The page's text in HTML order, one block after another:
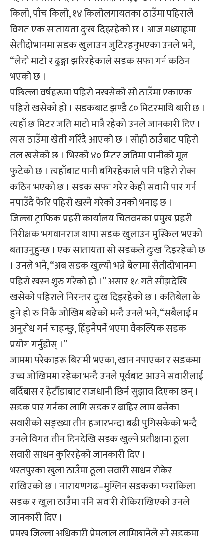
किलो, पाँच किलो, १४ किलोलगायतका ठाउँमा पहिराले
विगत एक सातायता दुःख दिइरहेको छ । आज मध्याह्नमा
सेतीदोभानमा सडक खुलाउन जुटिरहनुभएका उनले भने,
“लेदो माटो र ढुङ्गा झरिरहेकाले सडक सफा गर्न कठिन
भएको छ ।
पछिल्ला वर्षहरूमा पहिरो नखसेको सो ठाउँमा एकाएक
पहिरो खसेको हो । सडकबाट झण्डै ८० मिटरमाथि बारी छ ।
त्यहाँ छ मिटर जति माटो मात्रै रहेको उनले जानकारी दिए ।
त्यस ठाउँमा खेती गरिँदै आएको छ । सोही ठाउँबाट पहिरो
तल खसेको छ । भिरको ४० मिटर जतिमा पानीको मूल
फुटेको छ । त्यहाँबाट पानी बगिरहेकाले पनि पहिरो रोक्न
कठिन भएको छ । सडक सफा गरेर केही सवारी पार गर्न
नपाउँदै फेरि पहिरो खस्ने गरेको उनको भनाइ छ ।
जिल्ला ट्राफिक प्रहरी कार्यालय चितवनका प्रमुख प्रहरी
निरीक्षक भगवानराज थापा सडक खुलाउन मुस्किल भएको
बताउनुहुन्छ । एक सातायता सो सडकले दुःख दिइरहेको छ
। उनले भने, “अब सडक खुल्यो भन्ने बेलामा सेतीदोभानमा
पहिरो खस्न शुरु गरेको हो ।” असार १८ गते साँझदेखि
खसेको पहिराले निरन्तर दुःख दिइरहेको छ । कतिबेला के
हुने हो रु निकै जोखिम बढेको भन्दै उनले भने, “सबैलाई म
अनुरोध गर्न चाहन्छु, हिँड्नैपर्ने भएमा वैकल्पिक सडक
प्रयोग गर्नुहोस् ।”
जाममा परेकाहरू बिरामी भएका, खान नपाएका र सडकमा
उच्च जोखिममा रहेका भन्दै उनले पूर्वबाट आउने सवारीलाई
बर्दिबास र हेटौँडाबाट राजधानी छिर्न सुझाव दिएका छन् ।
सडक पार गर्नका लागि सडक र बाहिर लाम बसेका
सवारीको सङ्ख्या तीन हजारभन्दा बढी पुगिसकेको भन्दै
उनले विगत तीन दिनदेखि सडक खुल्ने प्रतीक्षामा ठूला
सवारी साधन कुरिरहेको जानकारी दिए ।
भरतपुरका खुला ठाउँमा ठूला सवारी साधन रोकेर
राखिएको छ । नारायणगढ–मुग्लिन सडकका फराकिला
सडक र खुला ठाउँमा पनि सवारी रोकिराखिएको उनले
जानकारी दिए ।